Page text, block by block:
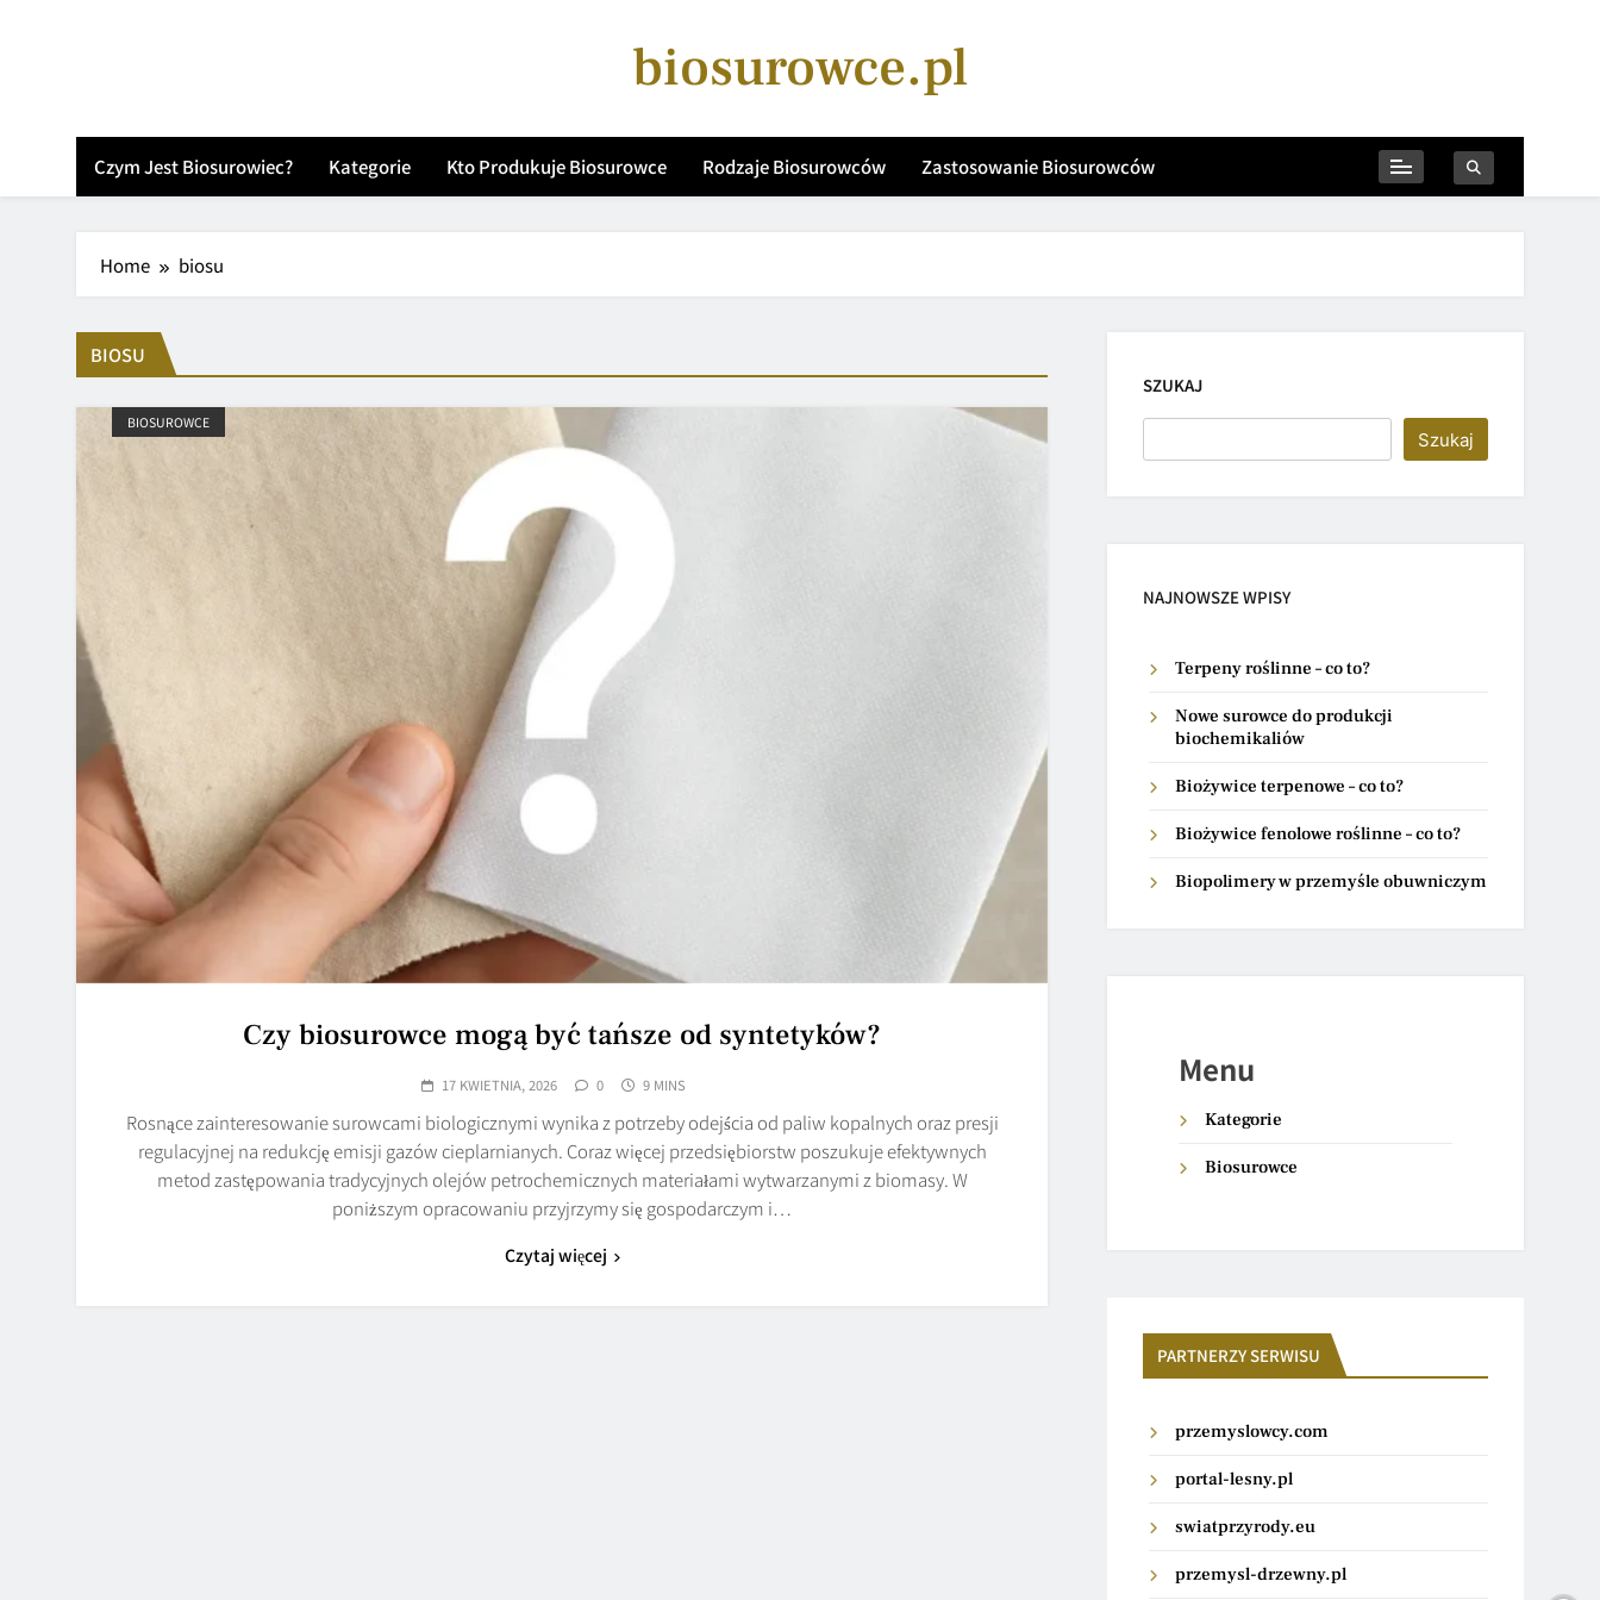
biosurowce.pl
Czym Jest Biosurowiec? Kategorie Kto Produkuje Biosurowce Rodzaje Biosurowców Zastosowanie Biosurowców
Home biosu
BIOSU
BIOSUROWCE
Czy biosurowce mogą być tańsze od syntetyków?
17 KWIETNIA, 2026 0 9 MINS
Rosnące zainteresowanie surowcami biologicznymi wynika z potrzeby odejścia od paliw kopalnych oraz presji
regulacyjnej na redukcję emisji gazów cieplarnianych. Coraz więcej przedsiębiorstw poszukuje efektywnych
metod zastępowania tradycyjnych olejów petrochemicznych materiałami wytwarzanymi z biomasy. W
poniższym opracowaniu przyjrzymy się gospodarczym i…
Czytaj więcej
SZUKAJ
Szukaj
NAJNOWSZE WPISY
Terpeny roślinne – co to?
Nowe surowce do produkcji
biochemikaliów
Biożywice terpenowe – co to?
Biożywice fenolowe roślinne – co to?
Biopolimery w przemyśle obuwniczym
Menu
Kategorie
Biosurowce
PARTNERZY SERWISU
przemyslowcy.com
portal-lesny.pl
swiatprzyrody.eu
przemysl-drzewny.pl